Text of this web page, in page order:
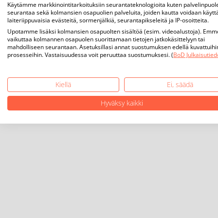
Käytämme markkinointitarkoituksiin seurantateknologioita kuten
seurantaa sekä kolmansien osapuolien palveluita, joiden kautta voidaan
laiteriippuvaisia evästeitä, sormenjälkiä, seurantapikseleitä ja IP-osoitteita.
Upotamme lisäksi kolmansien osapuolten sisältöä (esim. videoalustoja).
vaikuttaa kolmannen osapuolen suorittamaan tietojen jatkokäsittelyyn tai
mahdolliseen seurantaan. Asetuksillasi annat suostumuksen edellä
prosesseihin. Vastaisuudessa voit peruuttaa suostumuksesi. (BoD
Kiellä
Ei, säädä
Hyväksy kaikki